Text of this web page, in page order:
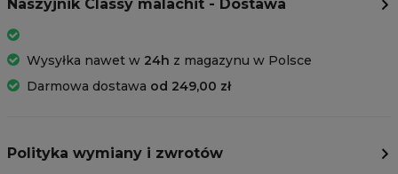
Naszyjnik Classy malachit - Dostawa
Wysyłka nawet w 24h z magazynu w Polsce
Darmowa dostawa od 249,00 zł
Polityka wymiany i zwrotów